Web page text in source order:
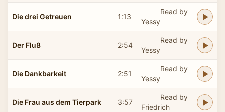
Die drei Getreuen 1:13
Read by
Yessy
Der Fluß 2:54
Read by
Yessy
Die Dankbarkeit 2:51
Read by
Yessy
Die Frau aus dem Tierpark 3:57
Read by
Friedrich